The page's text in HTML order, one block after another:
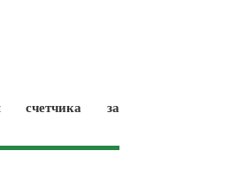
счетчика за